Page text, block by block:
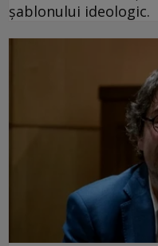
șablonului ideologic.